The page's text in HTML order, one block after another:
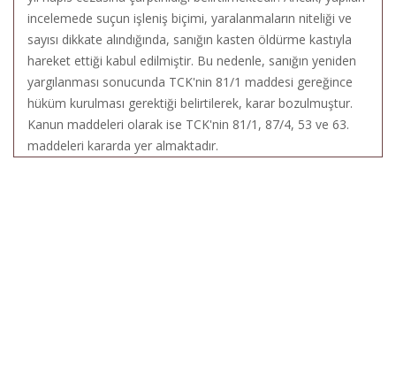
incelemede suçun işleniş biçimi, yaralanmaların niteliği ve
sayısı dikkate alındığında, sanığın kasten öldürme kastıyla
hareket ettiği kabul edilmiştir. Bu nedenle, sanığın yeniden
yargılanması sonucunda TCK'nin 81/1 maddesi gereğince
hüküm kurulması gerektiği belirtilerek, karar bozulmuştur.
Kanun maddeleri olarak ise TCK'nin 81/1, 87/4, 53 ve 63.
maddeleri kararda yer almaktadır.